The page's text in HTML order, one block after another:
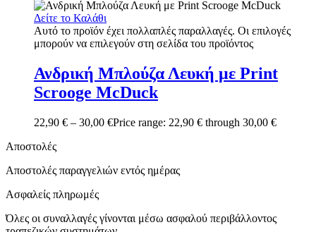
Δείτε το Καλάθι
Αυτό το προϊόν έχει πολλαπλές παραλλαγές. Οι επιλογές
μπορούν να επιλεγούν στη σελίδα του προϊόντος
Ανδρική Μπλούζα Λευκή με Print
Scrooge McDuck
22,90 € – 30,00 €Price range: 22,90 € through 30,00 €
Αποστολές
Αποστολές παραγγελιών εντός ημέρας
Ασφαλείς πληρωμές
Όλες οι συναλλαγές γίνονται μέσω ασφαλού περιβάλλοντος